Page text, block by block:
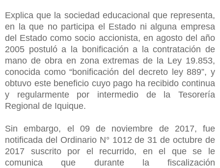
Explica que la sociedad educacional que representa,
en la que no participa el Estado ni alguna empresa
del Estado como socio accionista, en agosto del año
2005 postuló a la bonificación a la contratación de
mano de obra en zona extremas de la Ley 19.853,
conocida como “bonificación del decreto ley 889”, y
obtuvo este beneficio cuyo pago ha recibido continua
y regularmente por intermedio de la Tesorería
Regional de Iquique.
Sin embargo, el 09 de noviembre de 2017, fue
notificada del Ordinario N° 1012 de 31 de octubre de
2017 suscrito por el recurrido, en el que se le
comunica que durante la fiscalización